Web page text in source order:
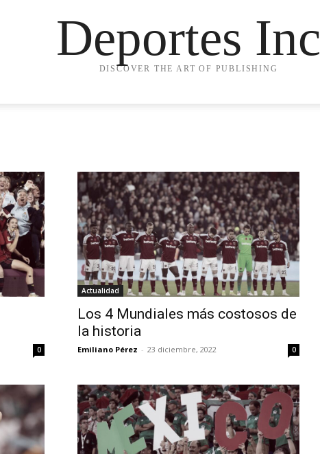
Deportes Inc
DISCOVER THE ART OF PUBLISHING
0
Actualidad
Los 4 Mundiales más costosos de
la historia
Emiliano Pérez - 23 diciembre, 2022 0